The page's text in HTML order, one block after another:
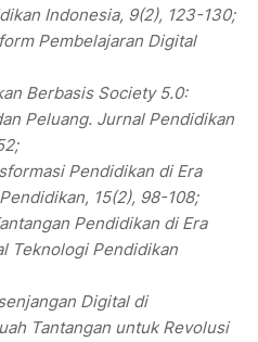
Indonesia, 9(2), 123-130;
Pembelajaran Digital
Berbasis Society 5.0:
Peluang. Jurnal Pendidikan
Pendidikan di Era
15(2), 98-108;
Pendidikan di Era
Teknologi Pendidikan
Digital di
Tantangan untuk Revolusi